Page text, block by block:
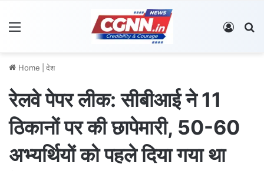
Log In
Home देश
रेलवे पेपर लीक: सीबीआई ने 11
ठिकानों पर की छापेमारी, 50-60
अभ्यर्थियों को पहले दिया गया था